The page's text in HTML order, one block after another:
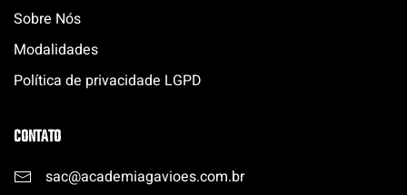
Sobre Nós
Modalidades
Política de privacidade LGPD
CONTATO
sac@academiagavioes.com.br